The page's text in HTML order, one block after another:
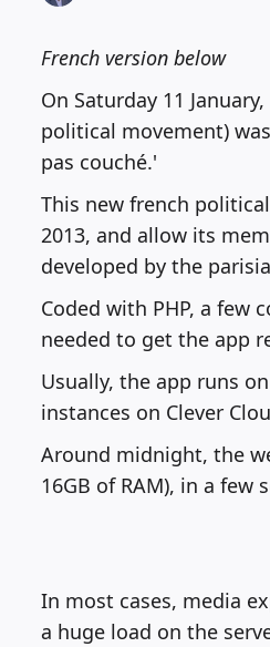
French version below
On Saturday 11
political movement)
pas couché.'
This new french
2013, and allow its
developed by the
Coded with PHP, a few
needed to get the app
Usually, the app runs
instances on Clever
Around midnight, the
16GB of RAM), in a few
In most cases, media
a huge load on the